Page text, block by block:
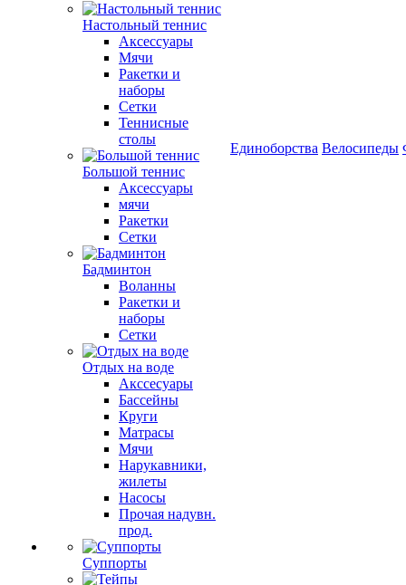
Настольный теннис
Аксессуары
Мячи
Ракетки и
наборы
Сетки
Теннисные
столы
Большой теннис
Аксессуары
мячи
Ракетки
Сетки
Бадминтон
Воланны
Ракетки и
наборы
Сетки
Отдых на воде
Акссесуары
Бассейны
Круги
Матрасы
Мячи
Нарукавники,
жилеты
Насосы
Прочая надувн.
прод.
Суппорты
Единоборства Велосипеды